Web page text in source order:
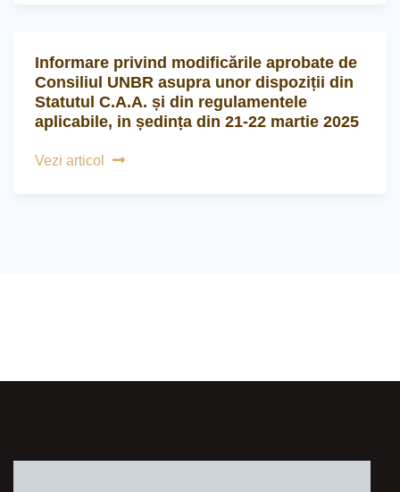
Informare privind modificările aprobate de
Consiliul UNBR asupra unor dispoziții din
Statutul C.A.A. și din regulamentele
aplicabile, in ședința din 21-22 martie 2025
Vezi articol